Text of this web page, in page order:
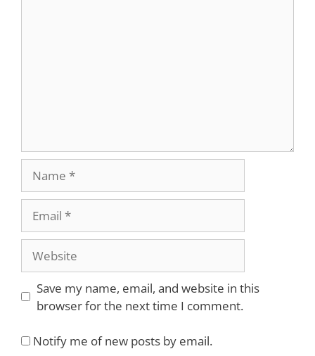
Website
Save my name, email, and website in this
browser for the next time I comment.
Notify me of new posts by email.